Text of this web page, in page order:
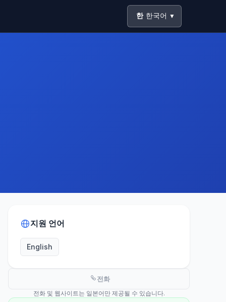
한 한국어 ▼
지원 언어
English
전화
전화 및 웹사이트는 일본어만 제공될 수 있습니다.